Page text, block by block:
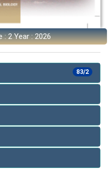
: 2 Year : 2026
83/2